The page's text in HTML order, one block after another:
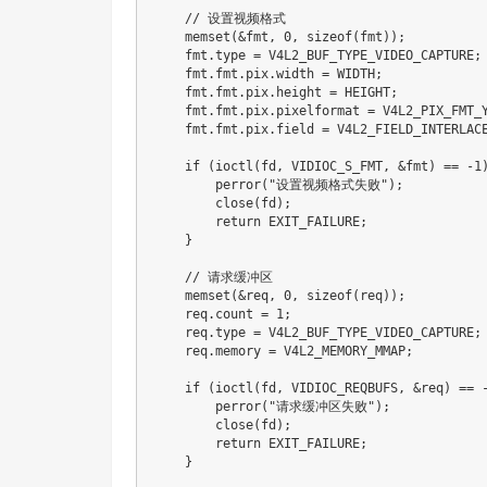
// 设置视频格式
memset (&fmt , 0 , sizeof( fmt ) ) ;
    fmt
.type = V4L2_BUF_TYPE_VIDEO_CAPTURE;
    fmt
. fmt . pix.width = WIDTH;
    fmt
. fmt . pix. height = HEIGHT;
    fmt
. fmt . pix. pixelformat =
    fmt
. fmt . pix. field =
if ( ioctl ( fd , VIDIOC_S_FMT , &fmt ) == -1 )
perror( "设置视频格式失败" ) ;
close( fd ) ;
return EXIT_FAILURE;
}
// 请求缓冲区
memset (&req , 0 , sizeof( req) ) ;
    req
. count = 1 ;
    req
.type = V4L2_BUF_TYPE_VIDEO_CAPTURE;
    req
.memory = V4L2_MEMORY_MMAP;
if ( ioctl ( fd , VIDIOC_REQBUFS , &req) == -
perror( "请求缓冲区失败" ) ;
close( fd ) ;
return EXIT_FAILURE;
}